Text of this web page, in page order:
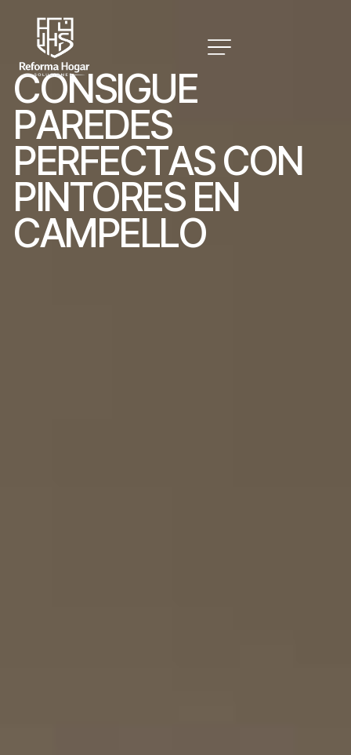
CONSIGUE
PAREDES
PERFECTASCON
PINTORES EN
CAMPELLO